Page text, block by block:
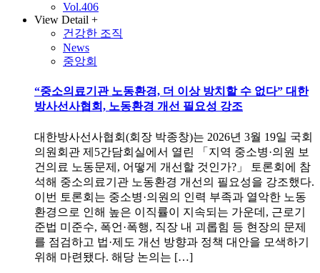
Vol.406
View Detail +
건강한 조직
News
중앙회
“중소의료기관 노동환경, 더 이상 방치할 수 없다” 대한
방사선사협회, 노동환경 개선 필요성 강조
대한방사선사협회(회장 박종창)는 2026년 3월 19일 국회
의원회관 제5간담회실에서 열린 「지역 중소병·의원 보
건의료 노동문제, 어떻게 개선할 것인가?」 토론회에 참
석해 중소의료기관 노동환경 개선의 필요성을 강조했다.
이번 토론회는 중소병·의원의 인력 부족과 열악한 노동
환경으로 인해 높은 이직률이 지속되는 가운데, 근로기
준법 미준수, 폭언·폭행, 직장 내 괴롭힘 등 현장의 문제
를 점검하고 법·제도 개선 방향과 정책 대안을 모색하기
위해 마련됐다. 해당 논의는 […]